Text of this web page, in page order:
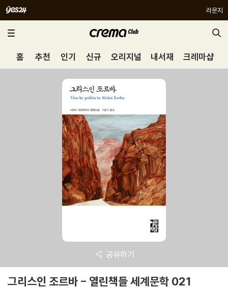
라운지
홈 추천 인기 신규 오리지널 내서재 크레마샵
공유하기
그리스인 조르바 - 열린책들 세계문학 021